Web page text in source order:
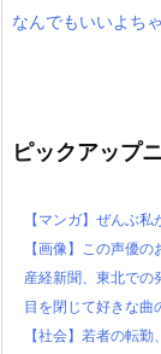
なんでもいいよち
ピックアップ
【マンガ】ぜんぶ私
【画像】この声優の
産経新聞、東北での
目を閉じて好きな曲
【社会】若者の転